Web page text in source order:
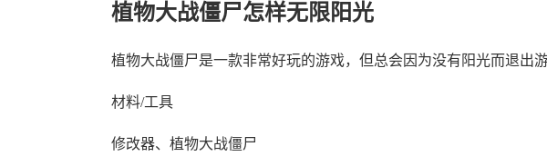
植物大战僵尸怎样无限阳光
植物大战僵尸是一款非常好玩的游戏，但总会因为没有阳光而退出
材料/工具
修改器、植物大战僵尸